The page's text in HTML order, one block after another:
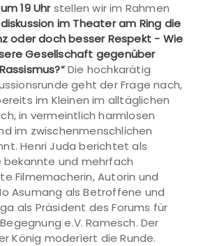
19 Uhrstellen wir im Rahmen
im Theater am Ring die
oder doch besser Respekt - Wie
Gesellschaft gegenüber
Die hochkarätig
geht der Frage nach,
im Kleinen im alltäglichen
in vermeintlich harmlosen
im zwischenmenschlichen
Henri Juda berichtet als
bekannte und mehrfach
Filmemacherin, Autorin und
Asumang als Betroffene und
als Präsident des Forums für
e.V. Ramesch. Der
König moderiert die Runde.